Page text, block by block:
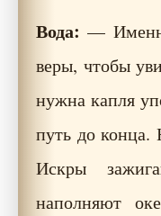
Вода:—
веры, чтобы
нужна капля
путь до конца.
Искры
наполняют